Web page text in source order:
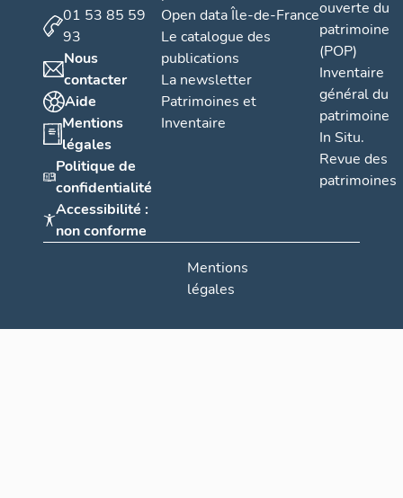
01 53 85 59
93
Nous
contacter
Aide
Mentions
légales
Politique de
confidentialité
Accessibilité :
non conforme
Open data Île-de-France
Le catalogue des
publications
La newsletter
Patrimoines et
Inventaire
ouverte du
patrimoine
(POP)
Inventaire
général du
patrimoine
In Situ.
Revue des
patrimoines
Mentions
légales